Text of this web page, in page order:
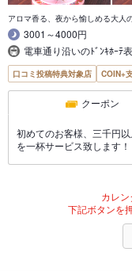
アロマ香る、夜から愉しめる大人
3001～4000円
電車通り沿いのﾄﾞﾝｷﾎｰﾃ
口コミ投稿特典対象店 COIN+
クーポン
初めてのお客様、三千円
を一杯サービス致します！
カレン
下記ボタンを